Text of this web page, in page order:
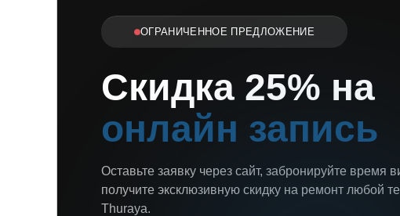
ОГРАНИЧЕННОЕ ПРЕДЛОЖЕНИЕ
Скидка 25% на
онлайн запись
Оставьте заявку через сайт, забронируйте время
получите эксклюзивную скидку на ремонт любой
Thuraya.